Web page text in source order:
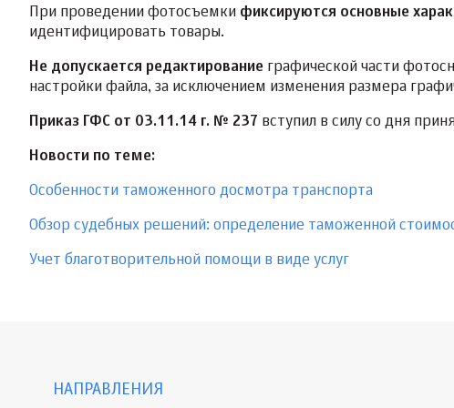
При проведении фотосъемки фиксируются основные
идентифицировать товары.
Не допускается редактирование графической части
настройки файла, за исключением изменения размера
Приказ ГФС от 03.11.14 г. № 237 вступил в силу со дня
Новости по теме:
Особенности таможенного досмотра транспорта
Обзор судебных решений: определение таможенной
Учет благотворительной помощи в виде услуг
НАПРАВЛЕНИЯ